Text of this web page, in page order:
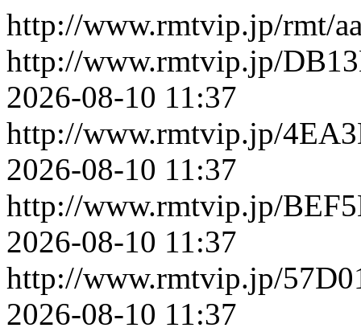
http://www.rmtvip.jp/rmt/
http://www.rmtvip.jp/
2026-08-10 11:37
http://www.rmtvip.jp/
2026-08-10 11:37
http://www.rmtvip.jp/
2026-08-10 11:37
http://www.rmtvip.jp/
2026-08-10 11:37